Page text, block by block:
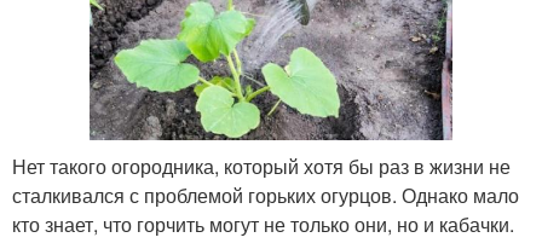
Нет такого огородника, который хотя бы раз в жизни не
сталкивался с проблемой горьких огурцов. Однако мало
кто знает, что горчить могут не только они, но и кабачки.